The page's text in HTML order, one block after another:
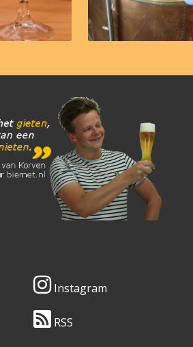
Instagram
RSS